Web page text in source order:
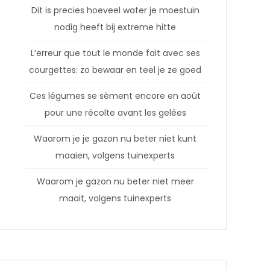
Dit is precies hoeveel water je moestuin
nodig heeft bij extreme hitte
L’erreur que tout le monde fait avec ses
courgettes: zo bewaar en teel je ze goed
Ces légumes se sèment encore en août
pour une récolte avant les gelées
Waarom je je gazon nu beter niet kunt
maaien, volgens tuinexperts
Waarom je gazon nu beter niet meer
maait, volgens tuinexperts